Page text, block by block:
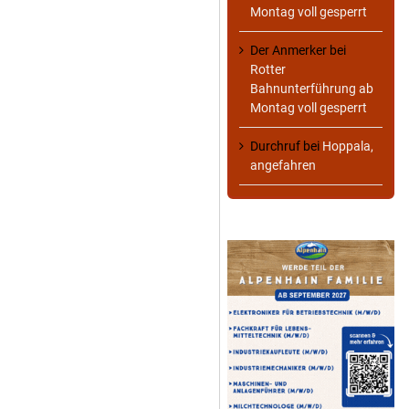
Montag voll gesperrt
Der Anmerker bei
Rotter
Bahnunterführung ab
Montag voll gesperrt
Durchruf bei Hoppala,
angefahren